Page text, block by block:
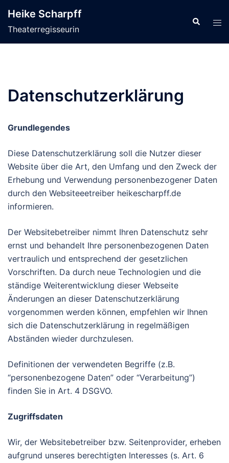
Inhalt
springen
Heike Scharpff
Theaterregisseurin
Search
Datenschutzerklärung
Grundlegendes
Diese Datenschutzerklärung soll die Nutzer dieser
Website über die Art, den Umfang und den Zweck der
Erhebung und Verwendung personenbezogener Daten
durch den Websiteeetreiber heikescharpff.de
informieren.
Der Websitebetreiber nimmt Ihren Datenschutz sehr
ernst und behandelt Ihre personenbezogenen Daten
vertraulich und entsprechend der gesetzlichen
Vorschriften. Da durch neue Technologien und die
ständige Weiterentwicklung dieser Webseite
Änderungen an dieser Datenschutzerklärung
vorgenommen werden können, empfehlen wir Ihnen
sich die Datenschutzerklärung in regelmäßigen
Abständen wieder durchzulesen.
Definitionen der verwendeten Begriffe (z.B.
“personenbezogene Daten” oder “Verarbeitung”)
finden Sie in Art. 4 DSGVO.
Zugriffsdaten
Wir, der Websitebetreiber bzw. Seitenprovider, erheben
aufgrund unseres berechtigten Interesses (s. Art. 6